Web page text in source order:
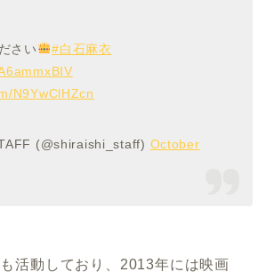
さい
#白石麻衣
N9YwClHZcn
(@shiraishi_staff) October
活動しており、2013年には映画